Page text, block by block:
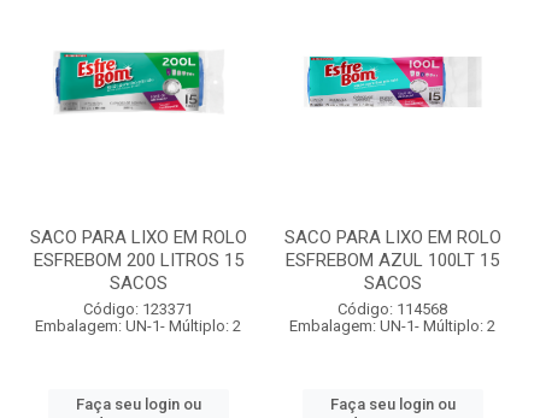
SACO PARA LIXO EM ROLO
ESFREBOM 200 LITROS 15
SACOS
Código: 123371
Embalagem: UN-1- Múltiplo: 2
Faça seu login ou
SACO PARA LIXO EM ROLO
ESFREBOM AZUL 100LT 15
SACOS
Código: 114568
Embalagem: UN-1- Múltiplo: 2
Faça seu login ou